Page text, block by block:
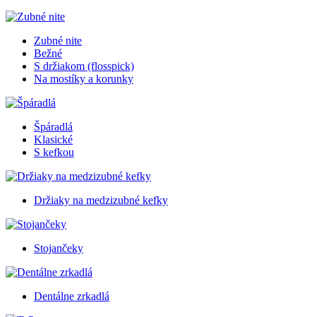
Zubné nite
Bežné
S držiakom (flosspick)
Na mostíky a korunky
Špáradlá
Klasické
S kefkou
Držiaky na medzizubné kefky
Stojančeky
Dentálne zrkadlá